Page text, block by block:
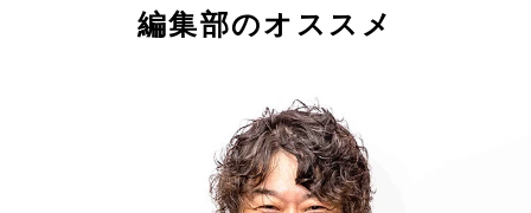
編集部のオススメ